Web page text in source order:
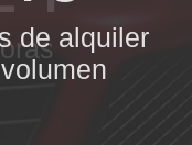
de alquiler